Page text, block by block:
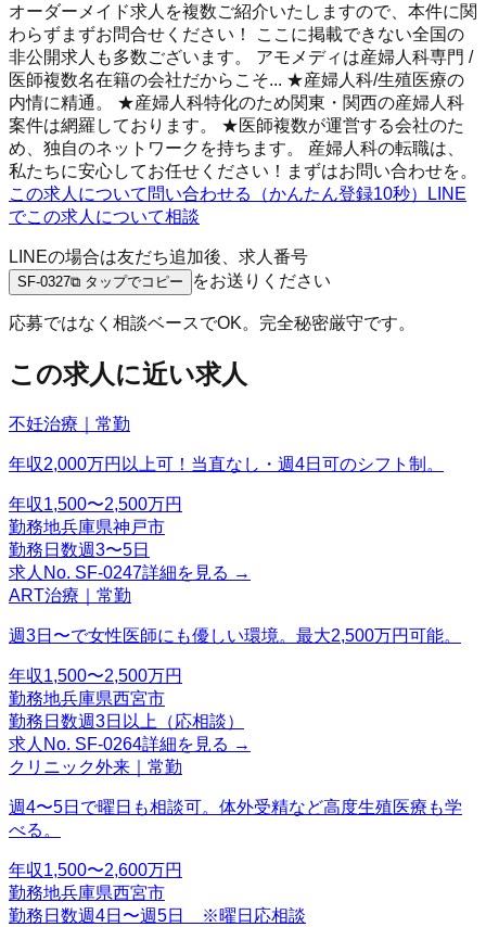
オーダーメイド求人を複数ご紹介いたしますので、本件に関
わらずまずお問合せください！ ここに掲載できない全国の
非公開求人も多数ございます。 アモメディは産婦人科専門 /
医師複数名在籍の会社だからこそ... ★産婦人科/生殖医療の
内情に精通。 ★産婦人科特化のため関東・関西の産婦人科
案件は網羅しております。 ★医師複数が運営する会社のた
め、独自のネットワークを持ちます。 産婦人科の転職は、
私たちに安心してお任せください！まずはお問い合わせを。
この求人について問い合わせる（かんたん登録10秒）
LINE
でこの求人について相談
LINEの場合は友だち追加後、求人番号
SF-0327⧉ タップでコピー をお送りください
応募ではなく相談ベースでOK。完全秘密厳守です。
この求人に近い求人
不妊治療｜常勤
年収2,000万円以上可！当直なし・週4日可のシフト制。
年収1,500〜2,500万円
勤務地兵庫県神戸市
勤務日数週3〜5日
求人No. SF-0247詳細を見る →
ART治療｜常勤
週3日〜で女性医師にも優しい環境。最大2,500万円可能。
年収1,500〜2,500万円
勤務地兵庫県西宮市
勤務日数週3日以上（応相談）
求人No. SF-0264詳細を見る →
クリニック外来｜常勤
週4〜5日で曜日も相談可。体外受精など高度生殖医療も学
べる。
年収1,500〜2,600万円
勤務地兵庫県西宮市
勤務日数週4日〜週5日 ※曜日応相談